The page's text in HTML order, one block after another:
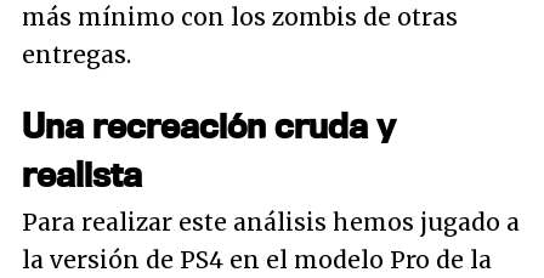
más mínimo con los zombis de otras
entregas.
Una recreación cruda y
realista
Para realizar este análisis hemos jugado a
la versión de PS4 en el modelo Pro de la